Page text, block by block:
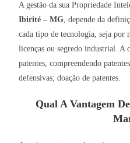
A gestão da sua Propriedade
Ibirité – MG, depende da
cada tipo de tecnologia, seja por
licenças ou segredo industrial. A
patentes, compreendendo
defensivas; doação de patentes.
Qual A Vantagem